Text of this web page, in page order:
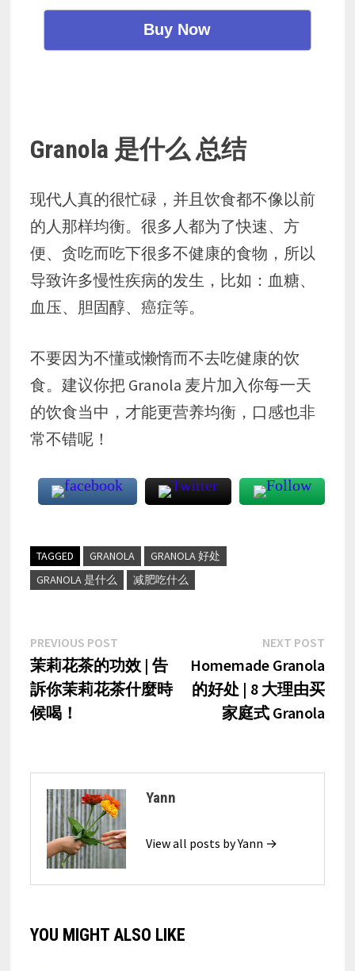
Buy Now
Granola 是什么 总结
现代人真的很忙碌，并且饮食都不像以前
的人那样均衡。很多人都为了快速、方
便、贪吃而吃下很多不健康的食物，所以
导致许多慢性疾病的发生，比如：血糖、
血压、胆固醇、癌症等。
不要因为不懂或懒惰而不去吃健康的饮
食。建议你把 Granola 麦片加入你每一天
的饮食当中，才能更营养均衡，口感也非
常不错呢！
TAGGED GRANOLA
GRANOLA 好处
GRANOLA 是什么
减肥吃什么
Post
navigation
PREVIOUS POSTPrevious
post:
茉莉花茶的功效 | 告
訴你茉莉花茶什麼時
候喝！
NEXT POST
Homemade Granola
的好处 | 8 大理由买
家庭式 Granola
Yann
View all posts by Yann →
YOU MIGHT ALSO LIKE